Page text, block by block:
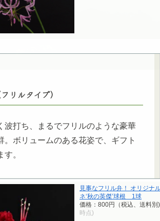
リルタイプ）
波打ち、まるでフリルのような豪華
。ボリュームのある花姿で、ギフト
。
見事なフリル弁！ オリジナ
ネ‘秋の英傑’球根 1球
価格：800円（税込、送料別)
時点)